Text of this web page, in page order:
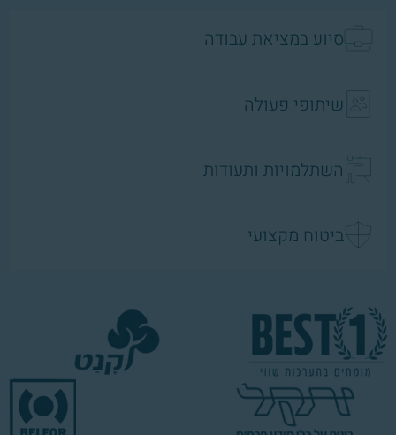
סיוע במציאת עבודה
שיתופי פעולה
השתלמויות ותעודות
ביטוח מקצועי